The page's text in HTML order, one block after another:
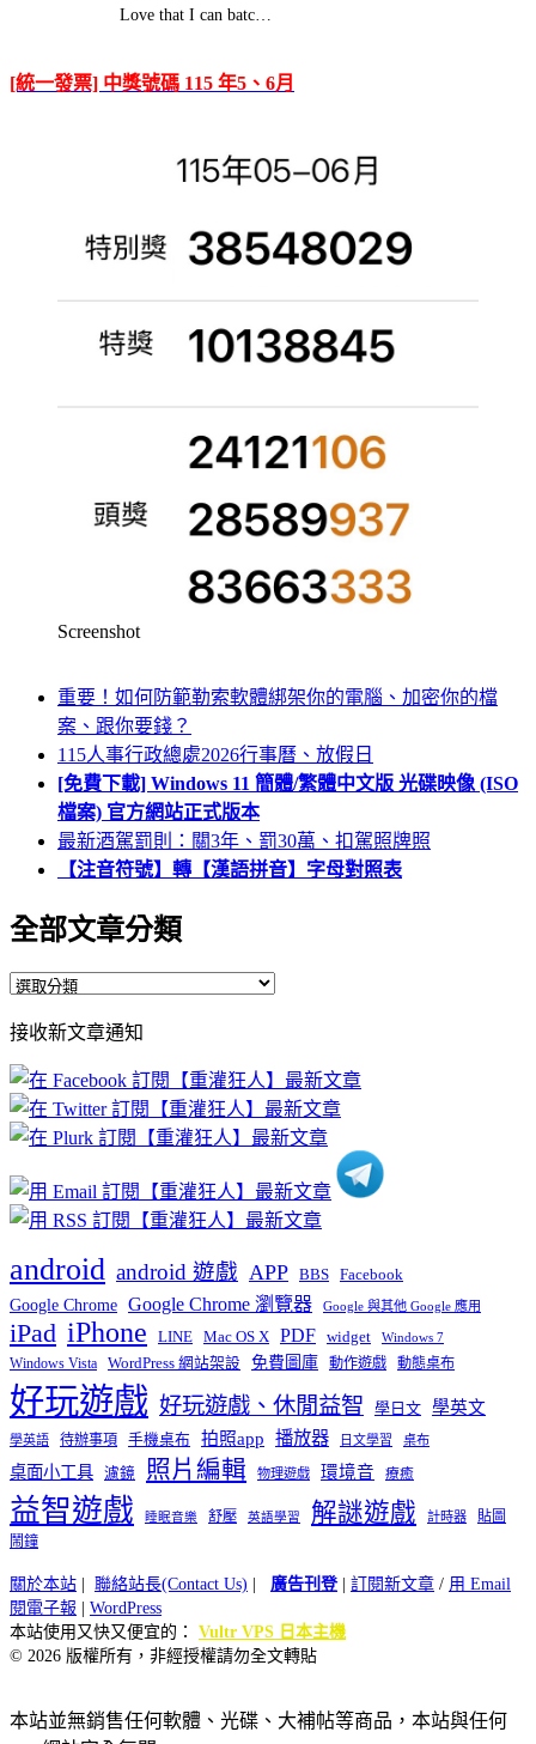
Love that I can batc…
[統一發票] 中獎號碼 115 年5、6月
Screenshot
重要！如何防範勒索軟體綁架你的電腦、加密你的檔
案、跟你要錢？
115人事行政總處2026行事曆、放假日
[免費下載] Windows 11 簡體/繁體中文版 光碟映像 (ISO
檔案) 官方網站正式版本
最新酒駕罰則：關3年、罰30萬、扣駕照牌照
【注音符號】轉【漢語拼音】字母對照表
全部文章分類
全
文
章
分
類
接收新文章通知
android android 遊戲 APP BBS Facebook
Google Chrome Google Chrome 瀏覽器 Google 與其他 Google 應用
iPad iPhone LINE Mac OS X PDF widget Windows 7
Windows Vista WordPress 網站架設 免費圖庫 動作遊戲 動態桌布
好玩遊戲 好玩遊戲、休閒益智 學日文 學英文
學英語 待辦事項 手機桌布 拍照app 播放器 日文學習 桌布
桌面小工具 濾鏡 照片編輯 物理遊戲 環境音 療癒
益智遊戲 睡眠音樂 舒壓 英語學習 解謎遊戲 計時器
貼圖
鬧鐘
關於本站 | 聯絡站長(Contact Us) | 廣告刊登| 訂閱新文章 / 用 Email
閱電子報 | WordPress
本站使用又快又便宜的： Vultr VPS 日本主機
© 2026 版權所有，非經授權請勿全文轉貼
本站並無銷售任何軟體、光碟、大補帖等商品，本站與任何